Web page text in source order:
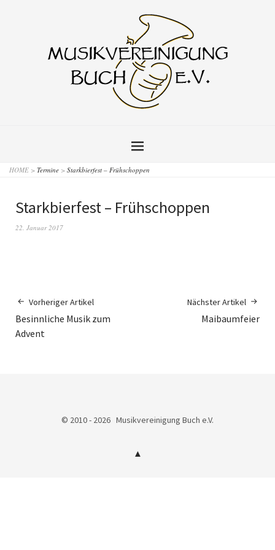
HOME > Termine > Starkbierfest – Frühschoppen
Starkbierfest – Frühschoppen
22. Januar 2017
Vorheriger Artikel
Besinnliche Musik zum
Advent
Nächster Artikel
Maibaumfeier
© 2010 - 2026 Musikvereinigung Buch e.V.